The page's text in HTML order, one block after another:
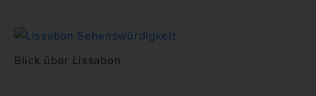
Blick über Lissabon